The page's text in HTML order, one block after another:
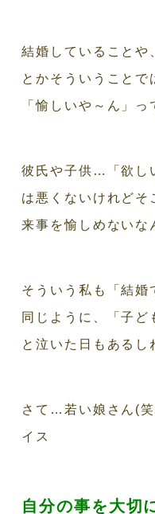
結婚していることや
とかそういうことで
「愉しいや～ん」っ
彼氏や子供…「欲し
は悪くないけれどそ
来事を愉しめないな
そういう私も「結婚
同じように、「子ど
と泣いた日もあるし
さて…若い娘さん(
イス
自分の事を大切